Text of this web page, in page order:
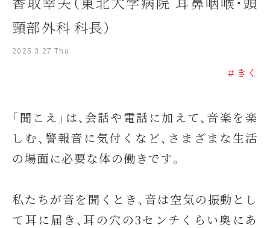
香取幸夫（東北大学病院 耳鼻咽喉・頭
頸部外科 科長）
2025.3.27 Thu
＃きく
「聞こえ」は、会話や電話に加えて、音楽を楽
しむ、警報音に気付くなど、さまざまな生活
の場面に必要な体の働きです。
私たちが音を聞くとき、音は空気の振動とし
て耳に届き、耳の穴の3センチくらい奥にあ